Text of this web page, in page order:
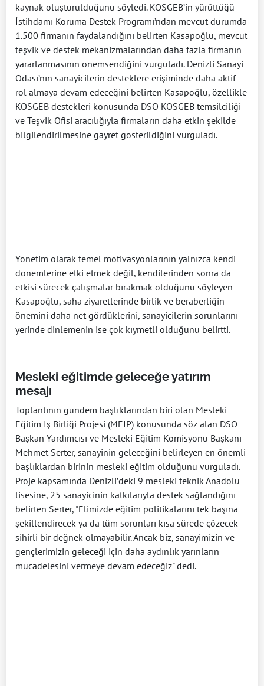
kaynak oluşturulduğunu söyledi. KOSGEB’in yürüttüğü
İstihdamı Koruma Destek Programı’ndan mevcut durumda
1.500 firmanın faydalandığını belirten Kasapoğlu, mevcut
teşvik ve destek mekanizmalarından daha fazla firmanın
yararlanmasının önemsendiğini vurguladı. Denizli Sanayi
Odası’nın sanayicilerin desteklere erişiminde daha aktif
rol almaya devam edeceğini belirten Kasapoğlu, özellikle
KOSGEB destekleri konusunda DSO KOSGEB temsilciliği
ve Teşvik Ofisi aracılığıyla firmaların daha etkin şekilde
bilgilendirilmesine gayret gösterildiğini vurguladı.
Yönetim olarak temel motivasyonlarının yalnızca kendi
dönemlerine etki etmek değil, kendilerinden sonra da
etkisi sürecek çalışmalar bırakmak olduğunu söyleyen
Kasapoğlu, saha ziyaretlerinde birlik ve beraberliğin
önemini daha net gördüklerini, sanayicilerin sorunlarını
yerinde dinlemenin ise çok kıymetli olduğunu belirtti.
Mesleki eğitimde geleceğe yatırım
mesajı
Toplantının gündem başlıklarından biri olan Mesleki
Eğitim İş Birliği Projesi (MEİP) konusunda söz alan DSO
Başkan Yardımcısı ve Mesleki Eğitim Komisyonu Başkanı
Mehmet Serter, sanayinin geleceğini belirleyen en önemli
başlıklardan birinin mesleki eğitim olduğunu vurguladı.
Proje kapsamında Denizli’deki 9 mesleki teknik Anadolu
lisesine, 25 sanayicinin katkılarıyla destek sağlandığını
belirten Serter, "Elimizde eğitim politikalarını tek başına
şekillendirecek ya da tüm sorunları kısa sürede çözecek
sihirli bir değnek olmayabilir. Ancak biz, sanayimizin ve
gençlerimizin geleceği için daha aydınlık yarınların
mücadelesini vermeye devam edeceğiz" dedi.